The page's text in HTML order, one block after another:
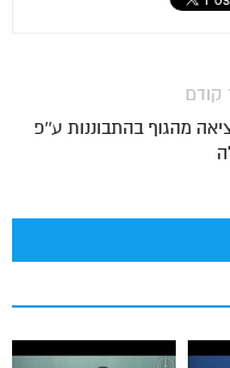
קודם
מהגוף בהתבוננות ע''פ